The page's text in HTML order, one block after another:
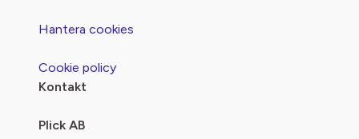
Hantera cookies
Cookie policy
Kontakt
Plick AB